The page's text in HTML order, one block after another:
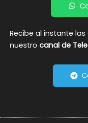
Recibe al instante
nuestro canal de